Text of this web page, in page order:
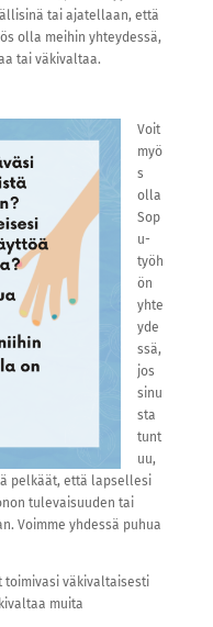
tai ajatellaan, että
olla meihin yhteydessä,
tai väkivaltaa.
Voit
myö
s
olla
Sop
u-
työh
ön
yhte
yde
ssä,
jos
sinu
sta
tunt
uu,
pelkäät, että lapsellesi
tulevaisuuden tai
Voimme yhdessä puhua
toimivasi väkivaltaisesti
muita